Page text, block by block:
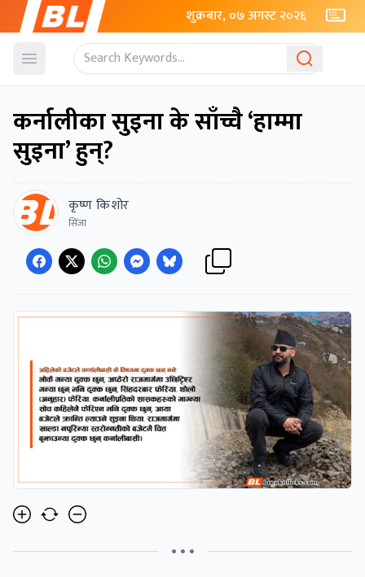
शुक्रबार, ०७ अगस्ट २०२६
Open menu
कर्नालीका सुइना के साँच्चै ‘हाम्मा
सुइना’ हुन्?
कृष्ण किशोर
सिंजा
• • •